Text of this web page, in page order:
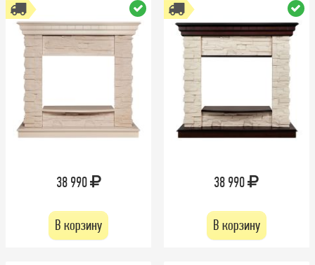
38 990
В корзину
38 990
В корзину